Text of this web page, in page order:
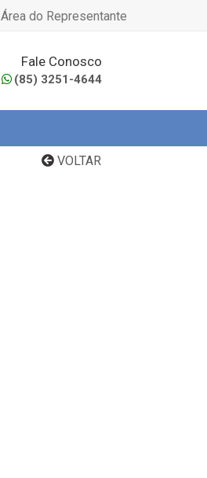
Área do Representante
Fale Conosco
(85) 3251-4644
VOLTAR